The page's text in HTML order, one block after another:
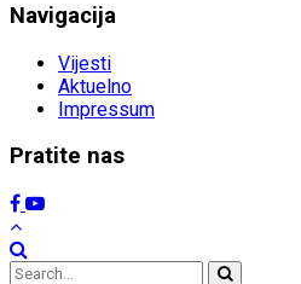
Navigacija
Vijesti
Aktuelno
Impressum
Pratite nas